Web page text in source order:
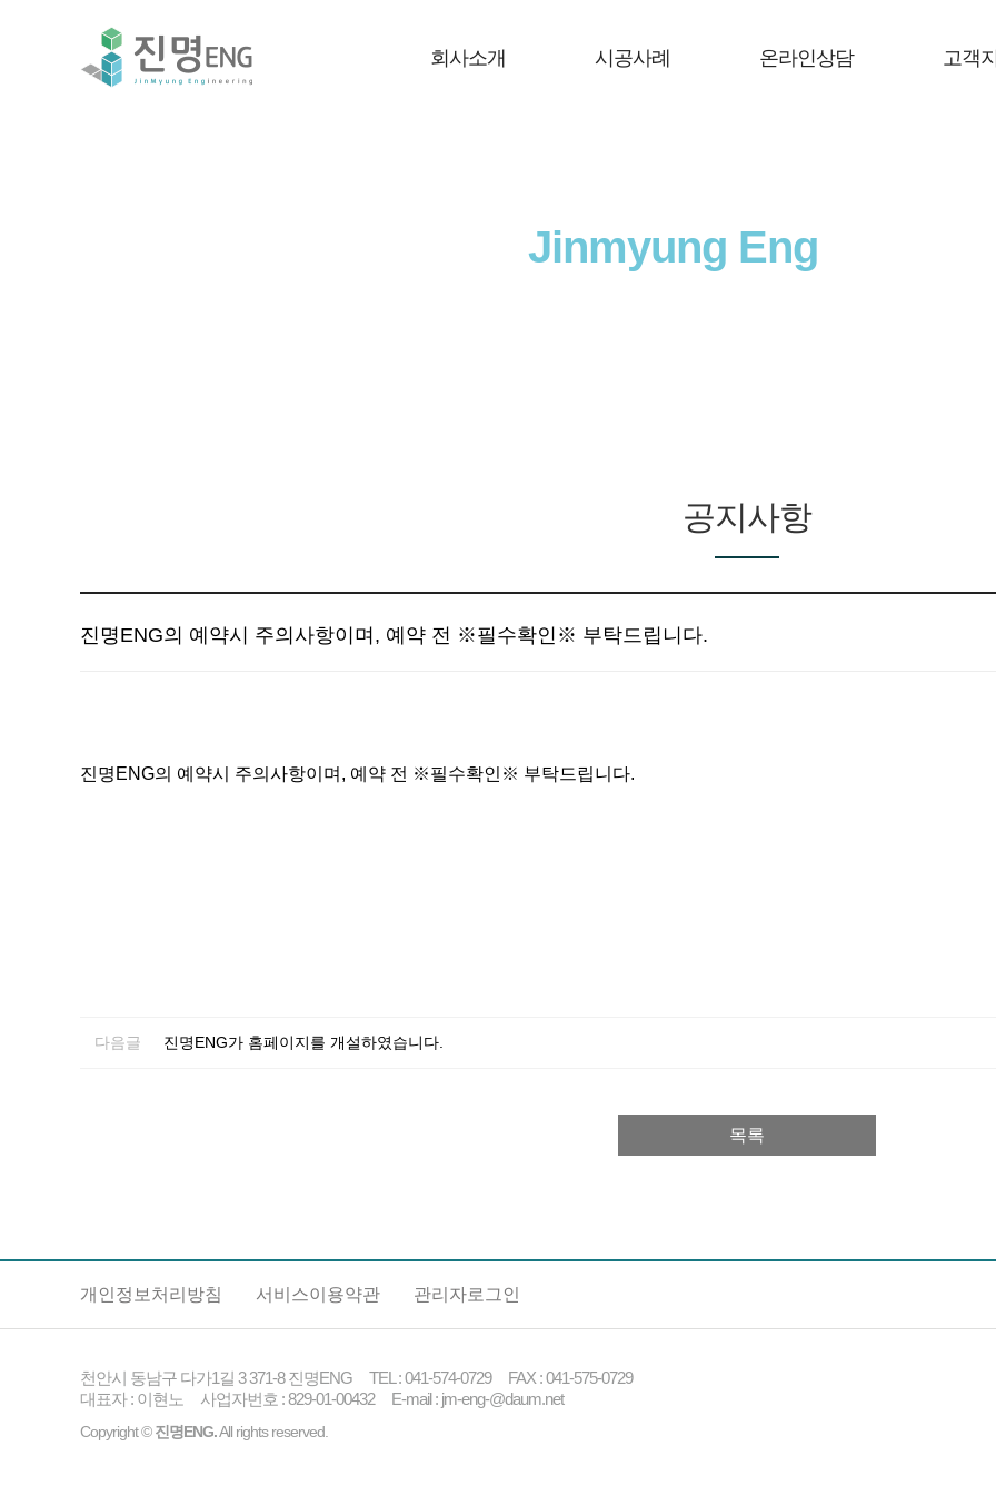
회사소개 시공사례 온라인상담 고객
Jinmyung Eng
공지사항
진명ENG의 예약시 주의사항이며, 예약 전 ※필수확인※ 부탁드립니다.
진명ENG의 예약시 주의사항이며, 예약 전 ※필수확인※ 부탁드립니다.
다음글 진명ENG가 홈페이지를 개설하였습니다.
목록
개인정보처리방침 서비스이용약관 관리자로그인
천안시 동남구 다가1길 3 371-8 진명ENG TEL : 041-574-0729 FAX : 041-575-0729
대표자 : 이현노 사업자번호 : 829-01-00432 E-mail : jm-eng-@daum.net
Copyright ©진명ENG.All rights reserved.